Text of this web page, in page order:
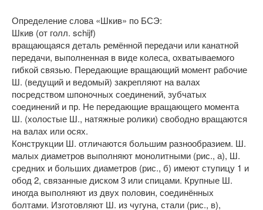
Определение слова «Шкив» по БСЭ:
Шкив (от голл. schijf)
вращающаяся деталь ремённой передачи или канатной
передачи, выполненная в виде колеса, охватываемого
гибкой связью. Передающие вращающий момент рабочие
Ш. (ведущий и ведомый) закрепляют на валах
посредством шпоночных соединений, зубчатых
соединений и пр. Не передающие вращающего момента
Ш. (холостые Ш., натяжные ролики) свободно вращаются
на валах или осях.
Конструкции Ш. отличаются большим разнообразием. Ш.
малых диаметров выполняют монолитными (рис., а), Ш.
средних и больших диаметров (рис., б) имеют ступицу 1 и
обод 2, связанные диском 3 или спицами. Крупные Ш.
иногда выполняют из двух половин, соединённых
болтами. Изготовляют Ш. из чугуна, стали (рис., в),